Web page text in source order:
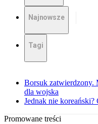
Najnowsze
Tagi
Borsuk zatwierdzony.
dla wojska
Jednak nie
Promowane treści